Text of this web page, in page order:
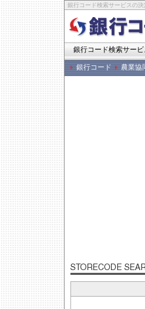
銀行コード検索サービスの
銀行コード検索サービ
銀行コード 農業協